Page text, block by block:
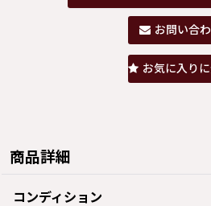
お問い合
お気に入り
商品詳細
コンディション